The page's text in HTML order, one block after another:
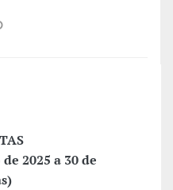
2025 a 30 de